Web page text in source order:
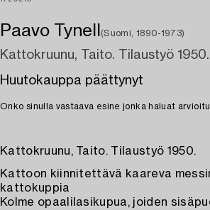
Paavo Tynell (Suomi, 1890-1973)
Kattokruunu, Taito. Tilaustyö 1950.
Huutokauppa päättynyt
Onko sinulla vastaava esine jonka haluat
Kattokruunu, Taito. Tilaustyö 1950.
Kattoon kiinnitettävä kaareva
kattokuppia
Kolme opaalilasikupua, joiden